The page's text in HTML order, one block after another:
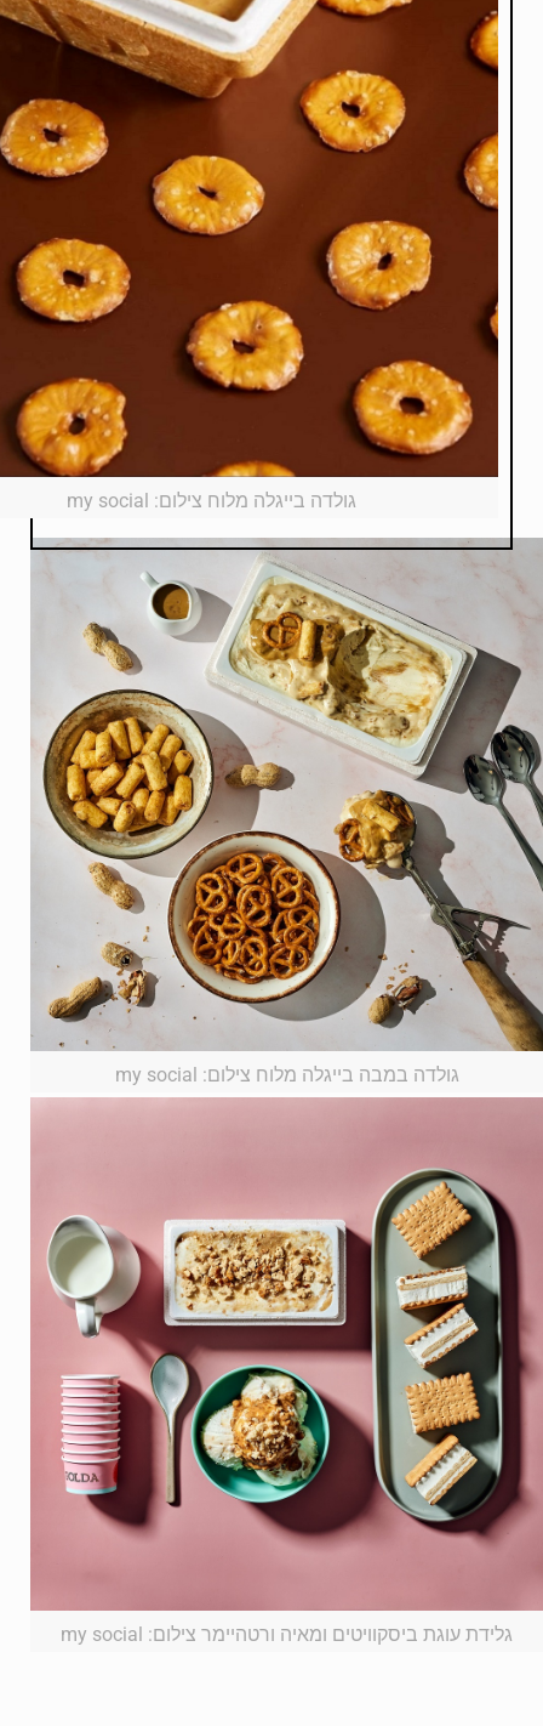
גולדה במבה בייגלה מלוח צילום: my social
גלידת עוגת ביסקוויטים ומאיה ורטהיימר צילום: my social
גולדה בייגלה מלוח צילום: my social